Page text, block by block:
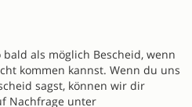
als möglich Bescheid, wenn
kommen kannst. Wenn du uns
sagst, können wir dir
Nachfrage unter